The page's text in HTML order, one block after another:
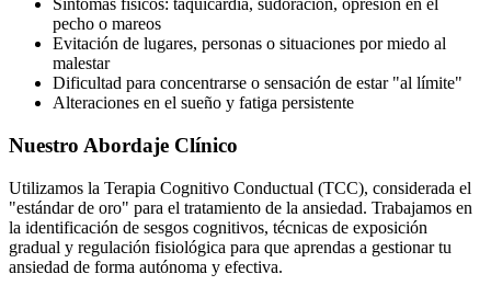
Síntomas físicos: taquicardia, sudoración, opresión en el
pecho o mareos
Evitación de lugares, personas o situaciones por miedo al
malestar
Dificultad para concentrarse o sensación de estar "al límite"
Alteraciones en el sueño y fatiga persistente
Nuestro Abordaje Clínico
Utilizamos la Terapia Cognitivo Conductual (TCC), considerada el
"estándar de oro" para el tratamiento de la ansiedad. Trabajamos en
la identificación de sesgos cognitivos, técnicas de exposición
gradual y regulación fisiológica para que aprendas a gestionar tu
ansiedad de forma autónoma y efectiva.